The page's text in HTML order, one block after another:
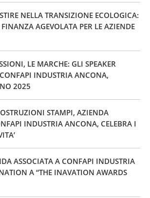
NELLA TRANSIZIONE ECOLOGICA:
AGEVOLATA PER LE AZIENDE
LE MARCHE: GLI SPEAKER
CONFAPI INDUSTRIA ANCONA,
2025
STAMPI, AZIENDA
INDUSTRIA ANCONA, CELEBRA I
ASSOCIATA A CONFAPI INDUSTRIA
A “THE INAVATION AWARDS